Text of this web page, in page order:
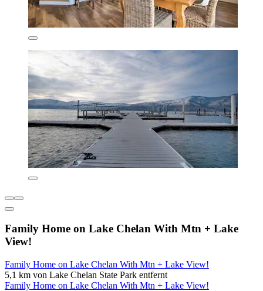
Family Home on Lake Chelan With Mtn + Lake
View!
Family Home on Lake Chelan With Mtn + Lake View!
5,1 km von Lake Chelan State Park entfernt
Family Home on Lake Chelan With Mtn + Lake View!